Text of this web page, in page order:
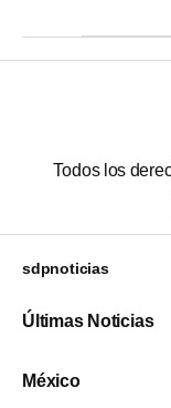
Todos los
sdpnoticias
Últimas Noticias
México